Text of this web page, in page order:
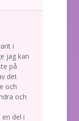
i
jag kan
på
det
och
och
del i